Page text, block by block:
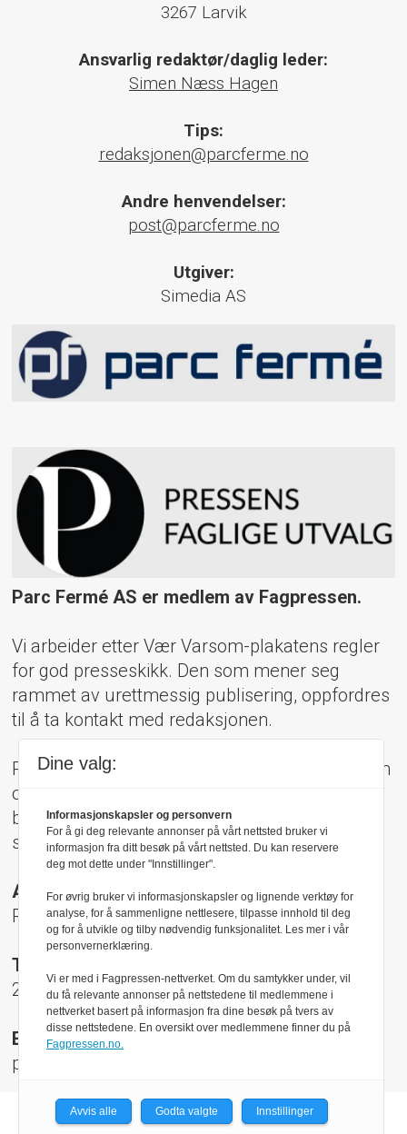
3267 Larvik
Ansvarlig redaktør/daglig leder:
Simen Næss Hagen
Tips:
redaksjonen@parcferme.no
Andre henvendelser:
post@parcferme.no
Utgiver:
Simedia AS
Parc Fermé AS er medlem av Fagpressen.
Vi arbeider etter Vær Varsom-plakatens regler
for god presseskikk. Den som mener seg
rammet av urettmessig publisering, oppfordres
til å ta kontakt med redaksjonen.
Pressens Faglige Utvalg (PFU) er et klageorgan
oppnevnt av Norsk Presseforbund som
behandler klager mot mediene i presseetiske
spørsmål.
Adresse:
Rådhusgt 17, 0158 Oslo
Telefon:
22 40 50 40
E-post:
pfu@presse.no
Dine valg:
Informasjonskapsler og personvern
For å gi deg relevante annonser på vårt nettsted bruker vi
informasjon fra ditt besøk på vårt nettsted. Du kan reservere
deg mot dette under "Innstillinger".
For øvrig bruker vi informasjonskapsler og lignende verktøy for
analyse, for å sammenligne nettlesere, tilpasse innhold til deg
og for å utvikle og tilby nødvendig funksjonalitet. Les mer i vår
personvernerklæring.
Vi er med i Fagpressen-nettverket. Om du samtykker under, vil
du få relevante annonser på nettstedene til medlemmene i
nettverket basert på informasjon fra dine besøk på tvers av
disse nettstedene. En oversikt over medlemmene finner du på
Fagpressen.no.
Avvis alle Godta valgte Innstillinger